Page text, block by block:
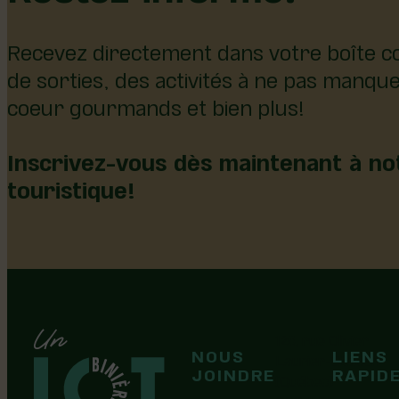
Recevez directement dans votre boîte
de sorties, des activités à ne pas
coeur gourmands et bien plus!
Inscrivez-vous dès maintenant à
touristique!
NOUS
JOINDRE
Laurier-Station
(Québec)
LIENS